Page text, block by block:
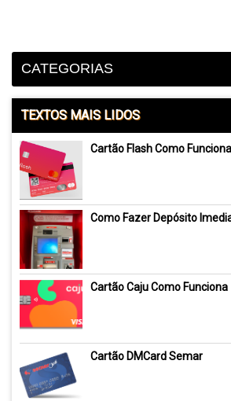
CATEGORIAS
TEXTOS MAIS LIDOS
Cartão Flash Como
Como Fazer Depósito
Cartão Caju Como Funciona
Cartão DMCard Semar